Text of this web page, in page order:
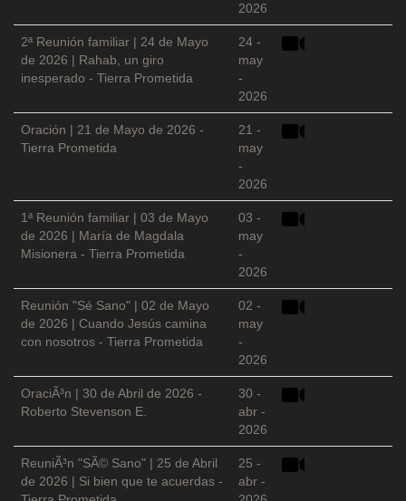
2026
2ª Reunión familiar | 24 de Mayo
de 2026 | Rahab, un giro
inesperado - Tierra Prometida
24 -
may
-
2026
Oración | 21 de Mayo de 2026 -
Tierra Prometida
21 -
may
-
2026
1ª Reunión familiar | 03 de Mayo
de 2026 | María de Magdala
Misionera - Tierra Prometida
03 -
may
-
2026
Reunión "Sé Sano" | 02 de Mayo
de 2026 | Cuando Jesús camina
con nosotros - Tierra Prometida
02 -
may
-
2026
OraciÃ³n | 30 de Abril de 2026 -
Roberto Stevenson E.
30 -
abr -
2026
ReuniÃ³n "SÃ© Sano" | 25 de Abril
de 2026 | Si bien que te acuerdas -
25 -
abr -